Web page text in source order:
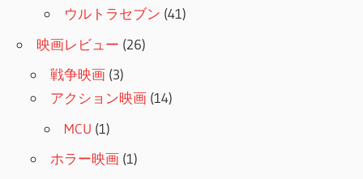
ウルトラセブン (41)
映画レビュー (26)
戦争映画 (3)
アクション映画 (14)
MCU (1)
ホラー映画 (1)